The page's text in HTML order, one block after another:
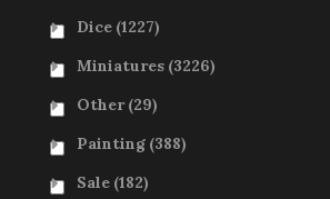
Dice (1227)
Miniatures (3226)
Other (29)
Painting (388)
Sale (182)